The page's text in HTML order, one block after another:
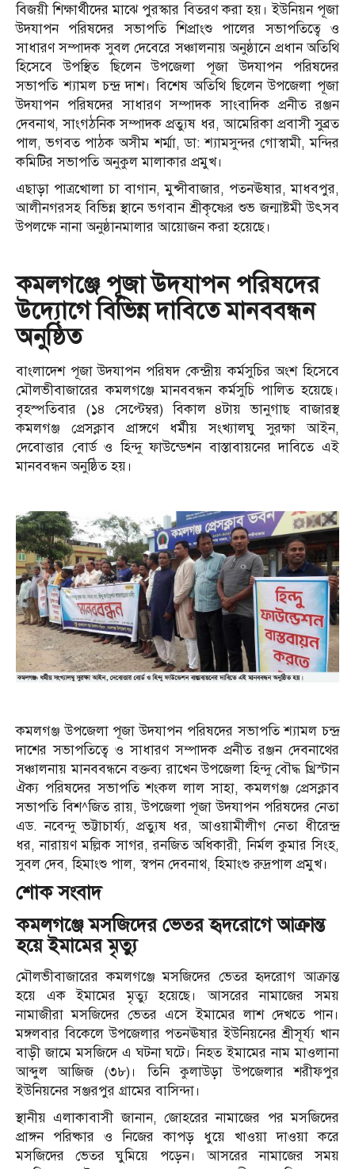
বিজয়ী শিক্ষার্থীদের মাঝে পুরস্কার বিতরণ করা হয়। ইউনিয়ন পূজা
উদযাপন পরিষদের সভাপতি শিপ্রাংশু পালের সভাপতিত্বে ও
সাধারণ সম্পাদক সুবল দেবেরে সঞ্চালনায় অনুষ্ঠানে প্রধান অতিথি
হিসেবে উপস্থিত ছিলেন উপজেলা পূজা উদযাপন পরিষদের
সভাপতি শ্যামল চন্দ্র দাশ। বিশেষ অতিথি ছিলেন উপজেলা পূজা
উদযাপন পরিষদের সাধারণ সম্পাদক সাংবাদিক প্রনীত রঞ্জন
দেবনাথ, সাংগঠনিক সম্পাদক প্রত্যুষ ধর, আমেরিকা প্রবাসী সুব্রত
পাল, ভগবত পাঠক অসীম শর্ম্মা, ডা: শ্যামসুন্দর গোস্বামী, মন্দির
কমিটির সভাপতি অনুকুল মালাকার প্রমুখ।
এছাড়া পাত্রখোলা চা বাগান, মুন্সীবাজার, পতনঊষার, মাধবপুর,
আলীনগরসহ বিভিন্ন স্থানে ভগবান শ্রীকৃষ্ণের শুভ জন্মাষ্টমী উৎসব
উপলক্ষে নানা অনুষ্ঠানমালার আয়োজন করা হয়েছে।
কমলগঞ্জে পূজা উদযাপন পরিষদের
উদ্যোগে বিভিন্ন দাবিতে মানববন্ধন
অনুষ্ঠিত
বাংলাদেশ পূজা উদযাপন পরিষদ কেন্দ্রীয় কর্মসুচির অংশ হিসেবে
মৌলভীবাজারের কমলগঞ্জে মানববন্ধন কর্মসুচি পালিত হয়েছে।
বৃহস্পতিবার (১৪ সেপ্টেম্বর) বিকাল ৪টায় ভানুগাছ বাজারস্থ
কমলগঞ্জ প্রেসক্লাব প্রাঙ্গণে ধর্মীয় সংখ্যালঘু সুরক্ষা আইন,
দেবোত্তার বোর্ড ও হিন্দু ফাউন্ডেশন বাস্তাবায়নের দাবিতে এই
মানববন্ধন অনুষ্ঠিত হয়।
কমলগঞ্জ উপজেলা পূজা উদযাপন পরিষদের সভাপতি শ্যামল চন্দ্র
দাশের সভাপতিত্বে ও সাধারণ সম্পাদক প্রনীত রঞ্জন দেবনাথের
সঞ্চালনায় মানববন্ধনে বক্তব্য রাখেন উপজেলা হিন্দু বৌদ্ধ খ্রিস্টান
ঐক্য পরিষদের সভাপতি শংকল লাল সাহা, কমলগঞ্জ প্রেসক্লাব
সভাপতি বিশ^জিত রায়, উপজেলা পূজা উদযাপন পরিষদের নেতা
এড. নবেন্দু ভট্টাচার্য্য, প্রত্যুষ ধর, আওয়ামীলীগ নেতা ধীরেন্দ্র
ধর, নারায়ণ মল্লিক সাগর, রনজিত অধিকারী, নির্মল কুমার সিংহ,
সুবল দেব, হিমাংশু পাল, স্বপন দেবনাথ, হিমাংশু রুদ্রপাল প্রমুখ।
শোক সংবাদ
কমলগঞ্জে মসজিদের ভেতর হৃদরোগে আক্রান্ত
হয়ে ইমামের মৃত্যু
মৌলভীবাজারের কমলগঞ্জে মসজিদের ভেতর হৃদরোগ আক্রান্ত
হয়ে এক ইমামের মৃত্যু হয়েছে। আসরের নামাজের সময়
নামাজীরা মসজিদের ভেতর এসে ইমামের লাশ দেখতে পান।
মঙ্গলবার বিকেলে উপজেলার পতনঊষার ইউনিয়নের শ্রীসূর্য্য খান
বাড়ী জামে মসজিদে এ ঘটনা ঘটে। নিহত ইমামের নাম মাওলানা
আব্দুল আজিজ (৩৮)। তিনি কুলাউড়া উপজেলার শরীফপুর
ইউনিয়নের সঞ্জরপুর গ্রামের বাসিন্দা।
স্থানীয় এলাকাবাসী জানান, জোহরের নামাজের পর মসজিদের
প্রাঙ্গন পরিষ্কার ও নিজের কাপড় ধুয়ে খাওয়া দাওয়া করে
মসজিদের ভেতর ঘুমিয়ে পড়েন। আসরের নামাজের সময়